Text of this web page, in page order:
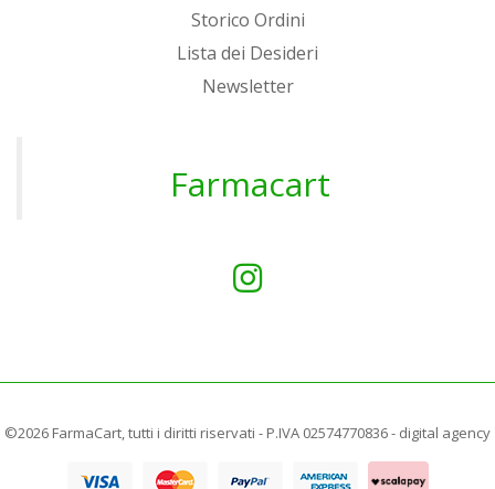
Storico Ordini
Lista dei Desideri
Newsletter
Farmacart
©2026 FarmaCart, tutti i diritti riservati - P.IVA 02574770836 - digital agency